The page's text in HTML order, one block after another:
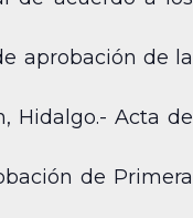
aprobación de la
Hidalgo.- Acta de
de Primera